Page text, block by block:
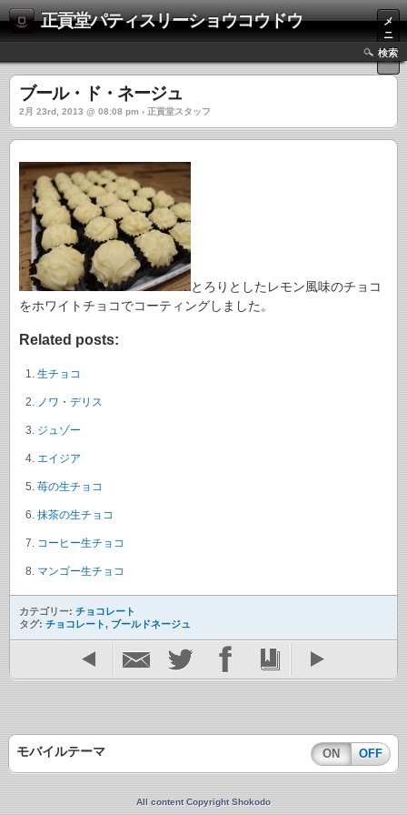
正貢堂パティスリーショウコウドウ
メ
ニ
ュ
ー
検索
ブール・ド・ネージュ
2月 23rd, 2013 @ 08:08 pm › 正貢堂スタッフ
とろりとしたレモン風味のチョコ
をホワイトチョコでコーティングしました。
Related posts:
生チョコ
ノワ・デリス
ジュゾー
エイジア
苺の生チョコ
抹茶の生チョコ
コーヒー生チョコ
マンゴー生チョコ
カテゴリー: チョコレート
タグ: チョコレート, ブールドネージュ
モバイルテーマ ON OFF
All content Copyright Shokodo